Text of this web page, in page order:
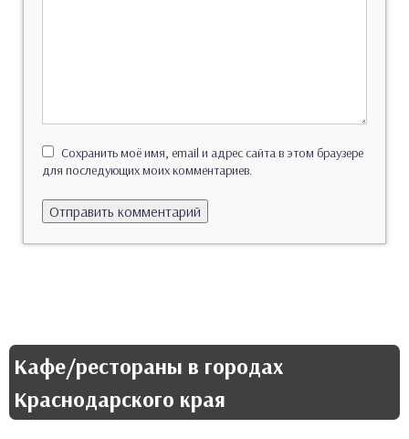
Сохранить моё имя, email и адрес сайта в этом браузере
для последующих моих комментариев.
Кафе/рестораны в городах
Краснодарского края